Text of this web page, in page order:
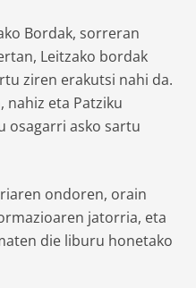
Bordak, sorreran
Leitzako bordak
ziren erakutsi nahi da.
nahiz eta Patziku
osagarri asko sartu
ondoren, orain
jatorria, eta
die liburu honetako